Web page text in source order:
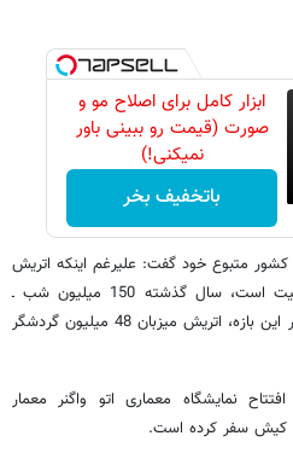
ابزار کامل برای اصلاح مو و
صورت (قیمت رو ببینی باور
نمیکنی!)
باتخفیف بخر
کشور متبوع خود گفت: علیرغم اینکه اتریش
کشور کوچکی با 8 میلیون نفر جمعیت است، سال گذشته 150 میلیون شب ـ
اقامت گردشگری را تجربه کردیم که در این بازه، اتریش میزبان 48 میلیون گردشگر
نمایشگاه معماری اتو واگنر معمار
کیش سفر کرده است.